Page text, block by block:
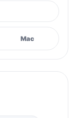
Mac